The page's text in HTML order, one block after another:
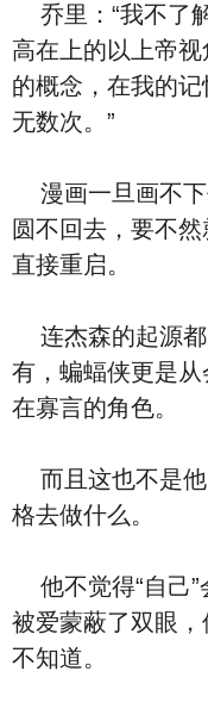
乔里：“我不了
高在上的以上帝
的概念，在我的
无数次。”
漫画一旦画不下
圆不回去，要不
直接重启。
连杰森的起源都
有，蝙蝠侠更是
在寡言的角色。
而且这也不是他
格去做什么。
他不觉得“自己”
被爱蒙蔽了双眼
不知道。